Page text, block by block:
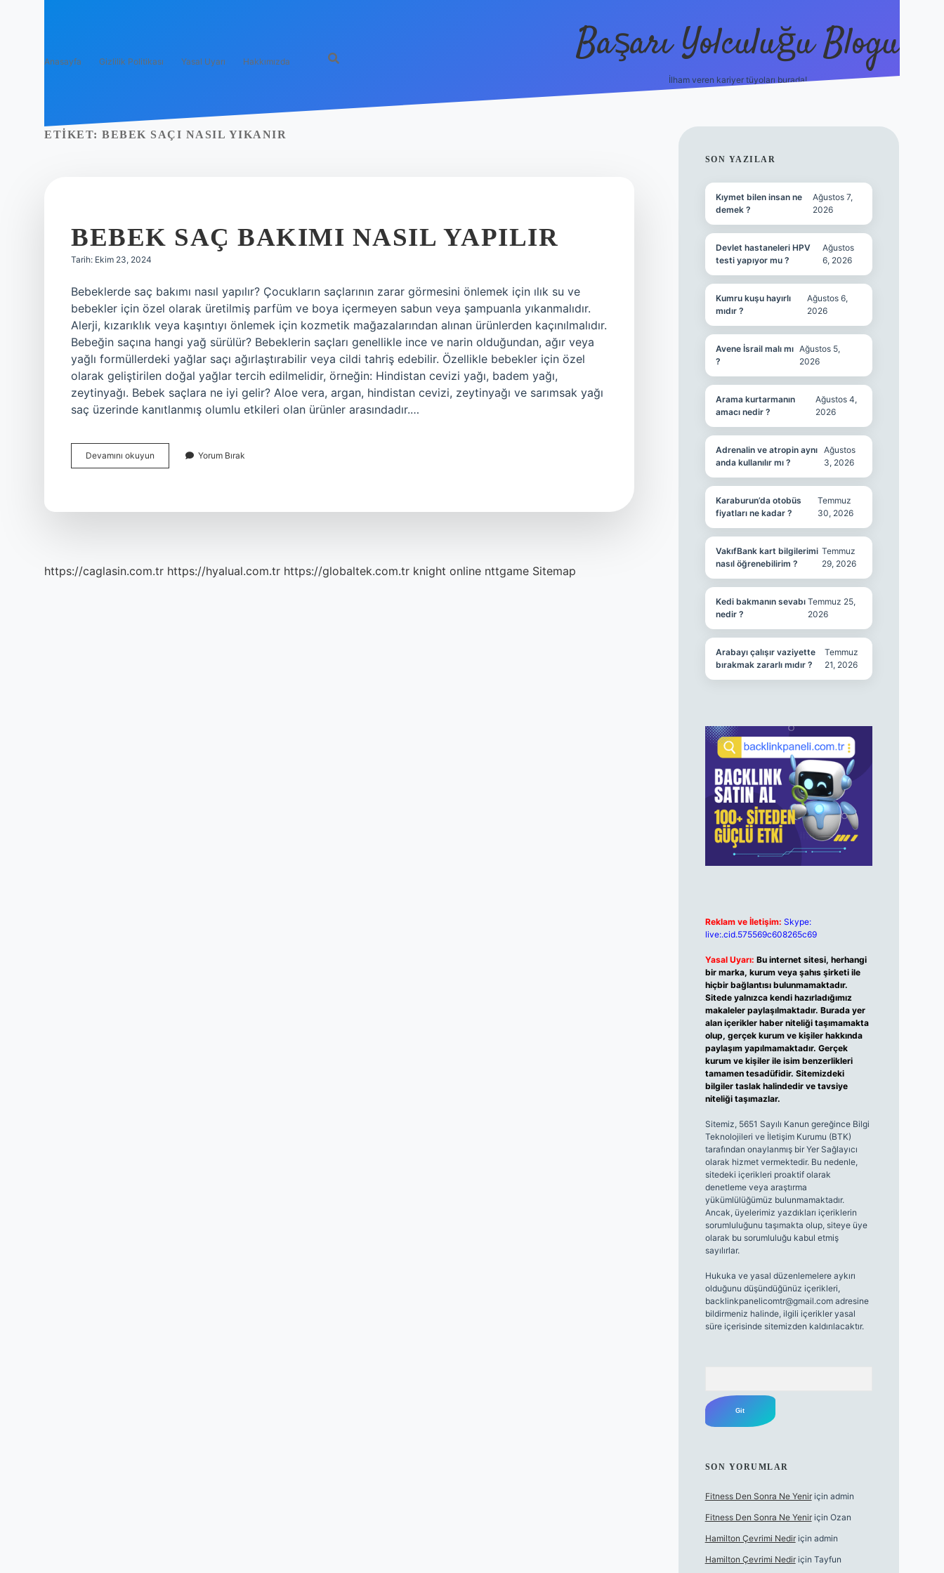
Anasayfa Gizlilik Politikası Yasal Uyarı Hakkımızda Başarı Yolculuğu Blogu
İlham veren kariyer tüyoları burada!
ETIKET: BEBEK SAÇI NASIL YIKANIR
BEBEK SAÇ BAKIMI NASIL YAPILIR
Tarih: Ekim 23, 2024
Bebeklerde saç bakımı nasıl yapılır? Çocukların saçlarının zarar görmesini önlemek için ılık su ve
bebekler için özel olarak üretilmiş parfüm ve boya içermeyen sabun veya şampuanla yıkanmalıdır.
Alerji, kızarıklık veya kaşıntıyı önlemek için kozmetik mağazalarından alınan ürünlerden kaçınılmalıdır.
Bebeğin saçına hangi yağ sürülür? Bebeklerin saçları genellikle ince ve narin olduğundan, ağır veya
yağlı formüllerdeki yağlar saçı ağırlaştırabilir veya cildi tahriş edebilir. Özellikle bebekler için özel
olarak geliştirilen doğal yağlar tercih edilmelidir, örneğin: Hindistan cevizi yağı, badem yağı,
zeytinyağı. Bebek saçlara ne iyi gelir? Aloe vera, argan, hindistan cevizi, zeytinyağı ve sarımsak yağı
saç üzerinde kanıtlanmış olumlu etkileri olan ürünler arasındadır.…
Devamını okuyun
Saç
Yorum Bırak
https://caglasin.com.tr https://hyalual.com.tr https://globaltek.com.tr knight online nttgame Sitemap
SIDEBAR
SON YAZILAR
Kıymet bilen insan ne
demek ?
Ağustos 7,
2026
Devlet hastaneleri HPV
testi yapıyor mu ?
Ağustos
6, 2026
Kumru kuşu hayırlı
mıdır ?
Ağustos 6,
2026
Avene İsrail malı mı
?
Ağustos 5,
2026
Arama kurtarmanın
amacı nedir ?
Ağustos 4,
2026
Adrenalin ve atropin aynı
anda kullanılır mı ?
Ağustos
3, 2026
Karaburun’da otobüs
fiyatları ne kadar ?
Temmuz
30, 2026
VakıfBank kart bilgilerimi
nasıl öğrenebilirim ?
Temmuz
29, 2026
Kedi bakmanın sevabı
nedir ?
Temmuz 25,
2026
Arabayı çalışır vaziyette
bırakmak zararlı mıdır ?
Temmuz
21, 2026
Reklam ve İletişim: Skype:
live:.cid.575569c608265c69
Yasal Uyarı: Bu internet sitesi, herhangi
bir marka, kurum veya şahıs şirketi ile
hiçbir bağlantısı bulunmamaktadır.
Sitede yalnızca kendi hazırladığımız
makaleler paylaşılmaktadır. Burada yer
alan içerikler haber niteliği taşımamakta
olup, gerçek kurum ve kişiler hakkında
paylaşım yapılmamaktadır. Gerçek
kurum ve kişiler ile isim benzerlikleri
tamamen tesadüfidir. Sitemizdeki
bilgiler taslak halindedir ve tavsiye
niteliği taşımazlar.
Sitemiz, 5651 Sayılı Kanun gereğince Bilgi
Teknolojileri ve İletişim Kurumu (BTK)
tarafından onaylanmış bir Yer Sağlayıcı
olarak hizmet vermektedir. Bu nedenle,
sitedeki içerikleri proaktif olarak
denetleme veya araştırma
yükümlülüğümüz bulunmamaktadır.
Ancak, üyelerimiz yazdıkları içeriklerin
sorumluluğunu taşımakta olup, siteye üye
olarak bu sorumluluğu kabul etmiş
sayılırlar.
Hukuka ve yasal düzenlemelere aykırı
olduğunu düşündüğünüz içerikleri,
backlinkpanelicomtr@gmail.comadresine
bildirmeniz halinde, ilgili içerikler yasal
süre içerisinde sitemizden kaldırılacaktır.
SON YORUMLAR
Fitness Den Sonra Ne Yeniriçin admin
Fitness Den Sonra Ne Yeniriçin Ozan
Hamilton Çevrimi Nediriçin admin
Hamilton Çevrimi Nediriçin Tayfun
https://